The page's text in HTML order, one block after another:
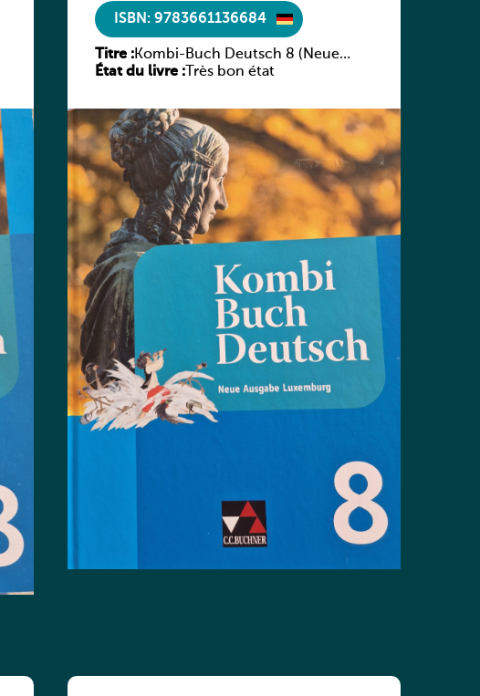
ISBN: 9783661136684
Titre :Kombi-Buch Deutsch 8 (Neue
Ausgabe Luxemburg)
État du livre :Très bon état